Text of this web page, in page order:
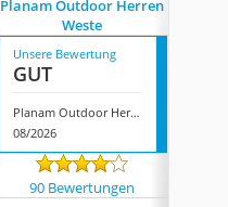
Planam Outdoor Herren
Weste
Unsere Bewertung
GUT
Planam Outdoor Herren Weste
08/2026
90 Bewertungen